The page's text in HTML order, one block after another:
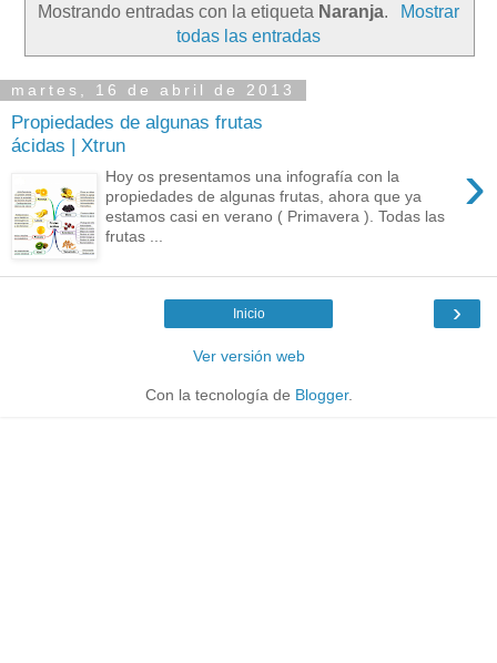
Mostrando entradas con la etiqueta Naranja.
Mostrar
todas las entradas
martes, 16 de abril de 2013
Propiedades de algunas frutas
ácidas | Xtrun
›
Hoy os presentamos una infografía con la
propiedades de algunas frutas, ahora que ya
estamos casi en verano ( Primavera ). Todas las
frutas ...
›
Inicio
Ver versión web
Con la tecnología de Blogger.